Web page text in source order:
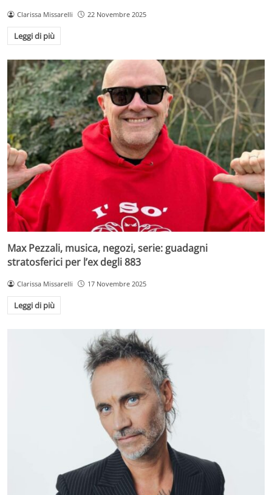
Clarissa Missarelli 22 Novembre 2025
Leggi di più
Max Pezzali, musica, negozi, serie: guadagni
stratosferici per l’ex degli 883
Clarissa Missarelli 17 Novembre 2025
Leggi di più